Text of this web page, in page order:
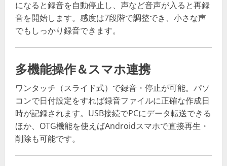
になると録音を自動停止し、声など音声が入ると再録
音を開始します。感度は7段階で調整でき、小さな声
でもしっかり録音できます。
多機能操作＆スマホ連携
ワンタッチ（スライド式）で録音・停止が可能。パソ
コンで日付設定をすれば録音ファイルに正確な作成日
時が記録されます。USB接続でPCにデータ転送できる
ほか、OTG機能を使えばAndroidスマホで直接再生・
削除も可能です。